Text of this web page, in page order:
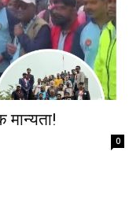
मान्यता!
0